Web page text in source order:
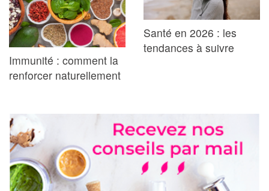
Immunité : comment la
renforcer naturellement
Santé en 2026 : les
tendances à suivre